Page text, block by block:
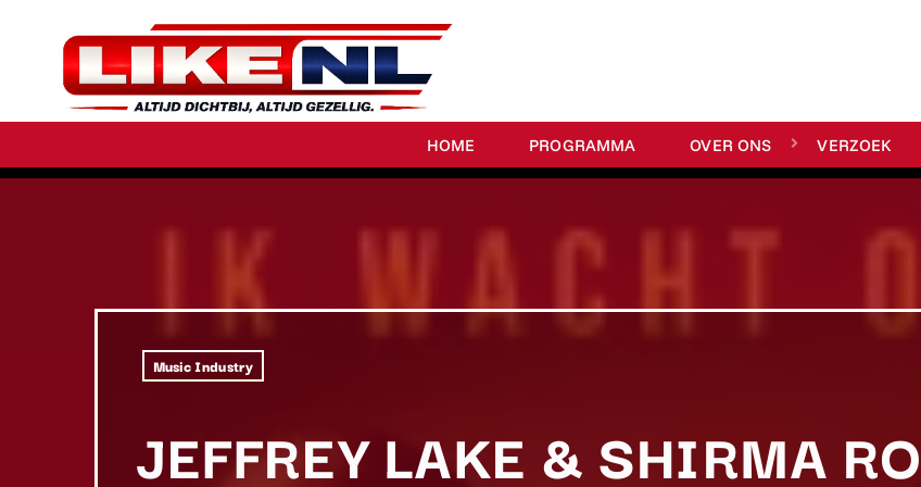
HOME PROGRAMMA OVER ONS VERZOEK
Music Industry
JEFFREY LAKE & SHIRMA